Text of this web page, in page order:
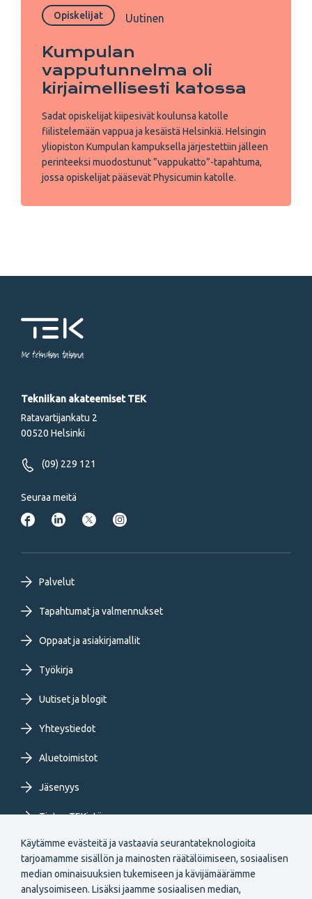
Käytämme evästeitä ja vastaavia seurantateknologioita
tarjoamamme sisällön ja mainosten räätälöimiseen, sosiaalisen
median ominaisuuksien tukemiseen ja kävijämäärämme
analysoimiseen. Lisäksi jaamme sosiaalisen median,
Opiskelijat Uutinen
Kumpulan
vapputunnelma oli
kirjaimellisesti katossa
Sadat opiskelijat kiipesivät koulunsa katolle
fiilistelemään vappua ja kesäistä Helsinkiä. Helsingin
yliopiston Kumpulan kampuksella järjestettiin jälleen
perinteeksi muodostunut ”vappukatto”-tapahtuma,
jossa opiskelijat pääsevät Physicumin katolle.
Me tekniikan takana
Tekniikan akateemiset TEK
Ratavartijankatu 2
00520 Helsinki
(09) 229 121
Seuraa meitä
Footer
primary
menu
FI
Palvelut
Tapahtumat ja valmennukset
Oppaat ja asiakirjamallit
Työkirja
Uutiset ja blogit
Yhteystiedot
Aluetoimistot
Jäsenyys
Tietoa TEKistä
Extranet